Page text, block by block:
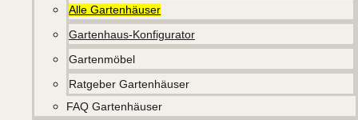
Alle Gartenhäuser
Gartenhaus-Konfigurator
Gartenmöbel
Ratgeber Gartenhäuser
FAQ Gartenhäuser